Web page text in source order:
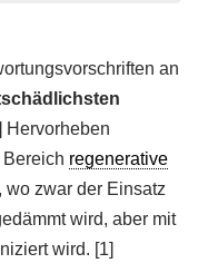
an
Hervorheben
regenerative
zwar der Einsatz
wird, aber mit
wird. [1]